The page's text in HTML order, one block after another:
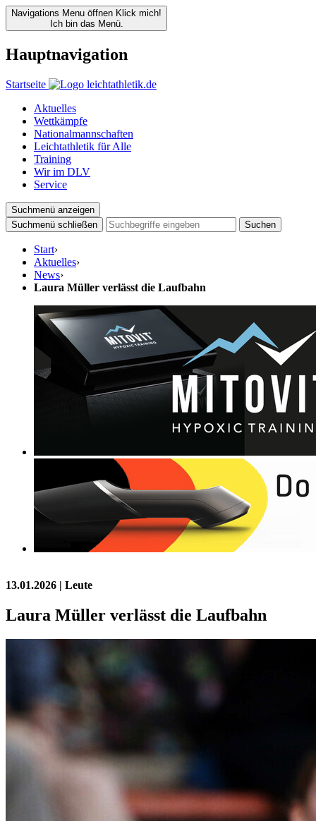
Navigations Menu öffnen Klick mich!
Ich bin das Menü.
Hauptnavigation
Startseite
Aktuelles
Wettkämpfe
Nationalmannschaften
Leichtathletik für Alle
Training
Wir im DLV
Service
Suchmenü anzeigen
Suchmenü schließen
Suchen
Start›
Aktuelles›
News›
Laura Müller verlässt die Laufbahn
13.01.2026 | Leute
Laura Müller verlässt die Laufbahn